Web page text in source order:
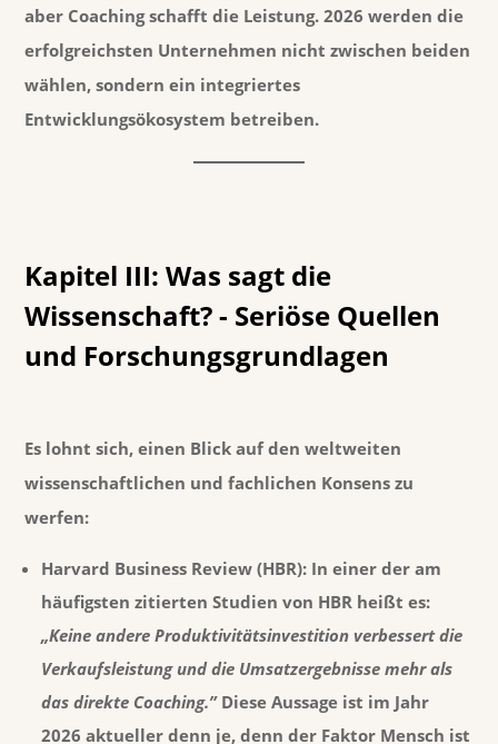
aber Coaching schafft die Leistung. 2026 werden die
erfolgreichsten Unternehmen nicht zwischen beiden
wählen, sondern ein integriertes
Entwicklungsökosystem betreiben.
Kapitel III: Was sagt die
Wissenschaft? - Seriöse Quellen
und Forschungsgrundlagen
Es lohnt sich, einen Blick auf den weltweiten
wissenschaftlichen und fachlichen Konsens zu
werfen:
Harvard Business Review (HBR): In einer der am
häufigsten zitierten Studien von HBR heißt es:
„Keine andere Produktivitätsinvestition verbessert die
Verkaufsleistung und die Umsatzergebnisse mehr als
das direkte Coaching.”Diese Aussage ist im Jahr
2026 aktueller denn je, denn der Faktor Mensch ist